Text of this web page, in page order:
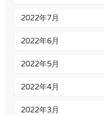
2022年7月
2022年6月
2022年5月
2022年4月
2022年3月